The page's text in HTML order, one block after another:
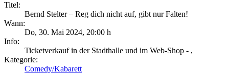
Titel:
Bernd Stelter – Reg dich nicht auf, gibt nur Falten!
Wann:
Do, 30. Mai 2024, 20:00 h
Info:
Ticketverkauf in der Stadthalle und im Web-Shop - ,
Kategorie:
Comedy/Kabarett